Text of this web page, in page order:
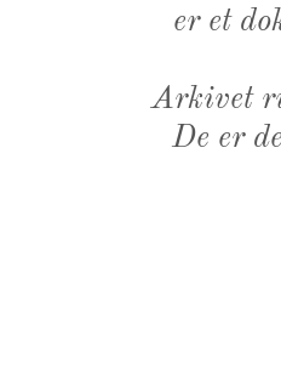
er et
Arkivet
De er